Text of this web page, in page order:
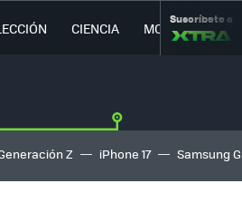
CIENCIA MOVILIDAD
Suscríbete a
Z iPhone 17 Samsung